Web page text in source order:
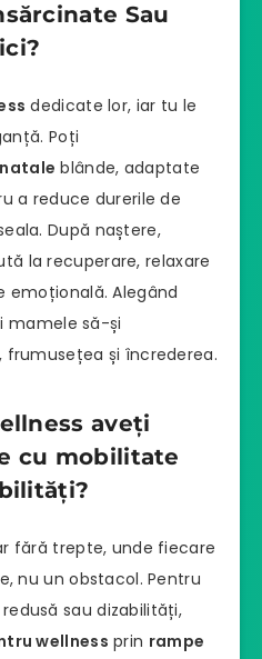
Sau
dedicate lor, iar tu le
Poți
blânde, adaptate
a reduce durerile de
După naștere,
la recuperare, relaxare
emoțională. Alegând
mamele să-și
și încrederea.
aveți
cu mobilitate
fără trepte, unde fiecare
nu un obstacol. Pentru
sau dizabilități,
wellness prin rampe